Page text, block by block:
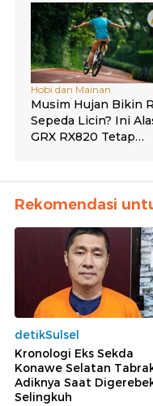
Rekomendasi
detikSulsel
Kronologi Eks Sekda
Konawe Selatan
Adiknya Saat
Selingkuh